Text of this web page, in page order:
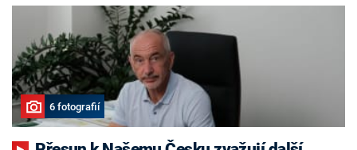
6 fotografií